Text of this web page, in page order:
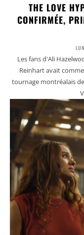
THE LOVE
CONFIRMÉE,
Les fans d'Ali
Reinhart avait
tournage montréalais